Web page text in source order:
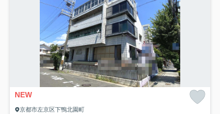
NEW
京都市左京区下鴨北園町